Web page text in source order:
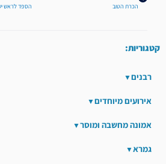
הכרת הטוב
קטגוריות:
רבנים
אירועים מיוחדים
אמונה מחשבה ומוסר
גמרא